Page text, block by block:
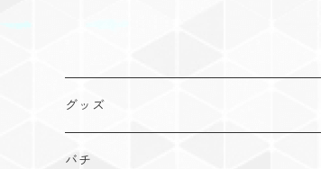
グッズ
Tシャツ
バチ